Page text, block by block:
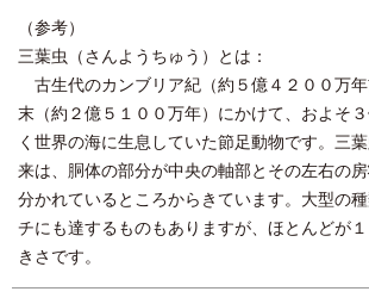
（参考）
三葉虫（さんようちゅう）とは：
古生代のカンブリア紀（約５億４２００万
末（約２億５１００万年）にかけて、およそ
く世界の海に生息していた節足動物です。三
来は、胴体の部分が中央の軸部とその左右の
分かれているところからきています。大型の
チにも達するものもありますが、ほとんどが
きさです。